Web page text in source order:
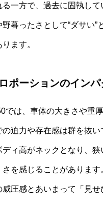
る一方で、過去に固執して
暮ったさとして“ダサい”
ます。
ポーションのインパ
では、車体の大きさや重
迫力や存在感は群を抜い
ディ高がネックとなり、狭
を感じることがあります
圧感とあいまって「見せ